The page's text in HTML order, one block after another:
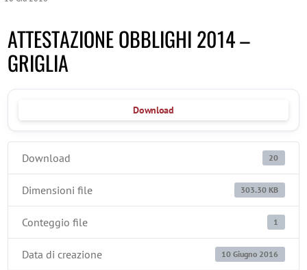
ATTESTAZIONE OBBLIGHI 2014 –
GRIGLIA
Download
Download 20
Dimensioni file 303.30 KB
Conteggio file 1
Data di creazione 10 Giugno 2016